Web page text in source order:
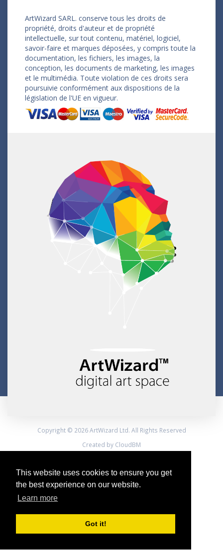
This website uses cookies to ensure you get
the best experience on our website.
Learn more
Got it!
ArtWizard SARL. conserve tous les droits de
propriété, droits d'auteur et de propriété
intellectuelle, sur tout contenu, matériel, logiciel,
savoir-faire et marques déposées, y compris toute la
documentation, les fichiers, les images, la
conception, les documents de marketing, les images
et le multimédia. Toute violation de ces droits sera
poursuivie conformément aux dispositions de la
législation de l'UE en vigueur.
Copyright © 2026 ArtWizard Ltd. All Rights Reserved
Created by CloudBM